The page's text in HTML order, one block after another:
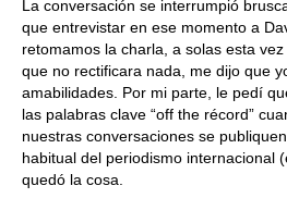
La conversación se interrumpió
que entrevistar en ese momento a
retomamos la charla, a solas esta
que no rectificara nada, me dijo que
amabilidades. Por mi parte, le pedí
las palabras clave “off the récord”
nuestras conversaciones se
habitual del periodismo internacional
quedó la cosa.